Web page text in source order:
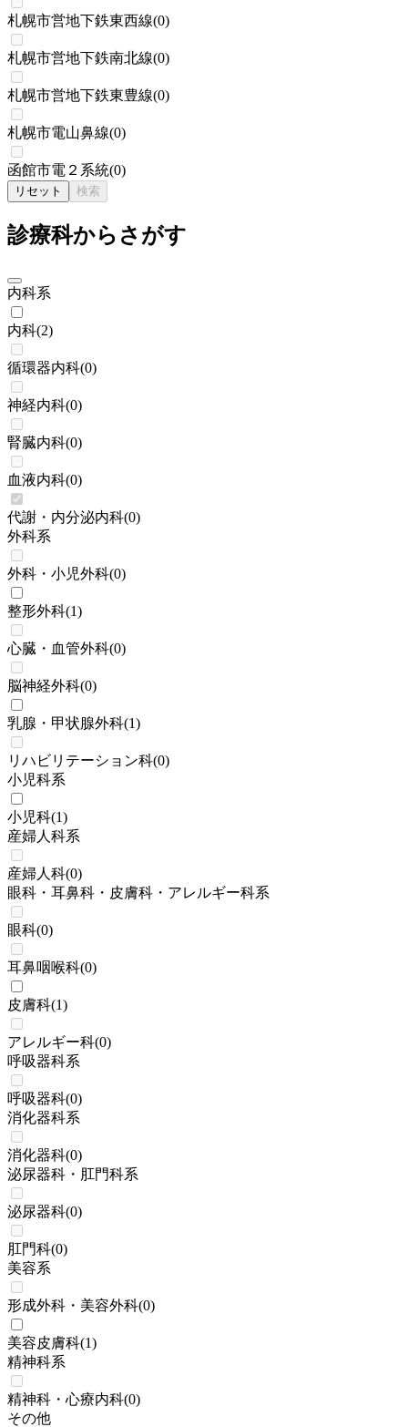
札幌市営地下鉄東西線(0)
札幌市営地下鉄南北線(0)
札幌市営地下鉄東豊線(0)
札幌市電山鼻線(0)
函館市電２系統(0)
リセット 検索
診療科からさがす
内科系
内科(2)
循環器内科(0)
神経内科(0)
腎臓内科(0)
血液内科(0)
代謝・内分泌内科(0)
外科系
外科・小児外科(0)
整形外科(1)
心臓・血管外科(0)
脳神経外科(0)
乳腺・甲状腺外科(1)
リハビリテーション科(0)
小児科系
小児科(1)
産婦人科系
産婦人科(0)
眼科・耳鼻科・皮膚科・アレルギー科系
眼科(0)
耳鼻咽喉科(0)
皮膚科(1)
アレルギー科(0)
呼吸器科系
呼吸器科(0)
消化器科系
消化器科(0)
泌尿器科・肛門科系
泌尿器科(0)
肛門科(0)
美容系
形成外科・美容外科(0)
美容皮膚科(1)
精神科系
精神科・心療内科(0)
その他